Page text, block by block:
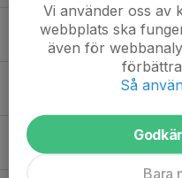
Hosna Molavi
Isak Sundholm
Vi använder oss av
webbplats ska
även för
Så
Bara